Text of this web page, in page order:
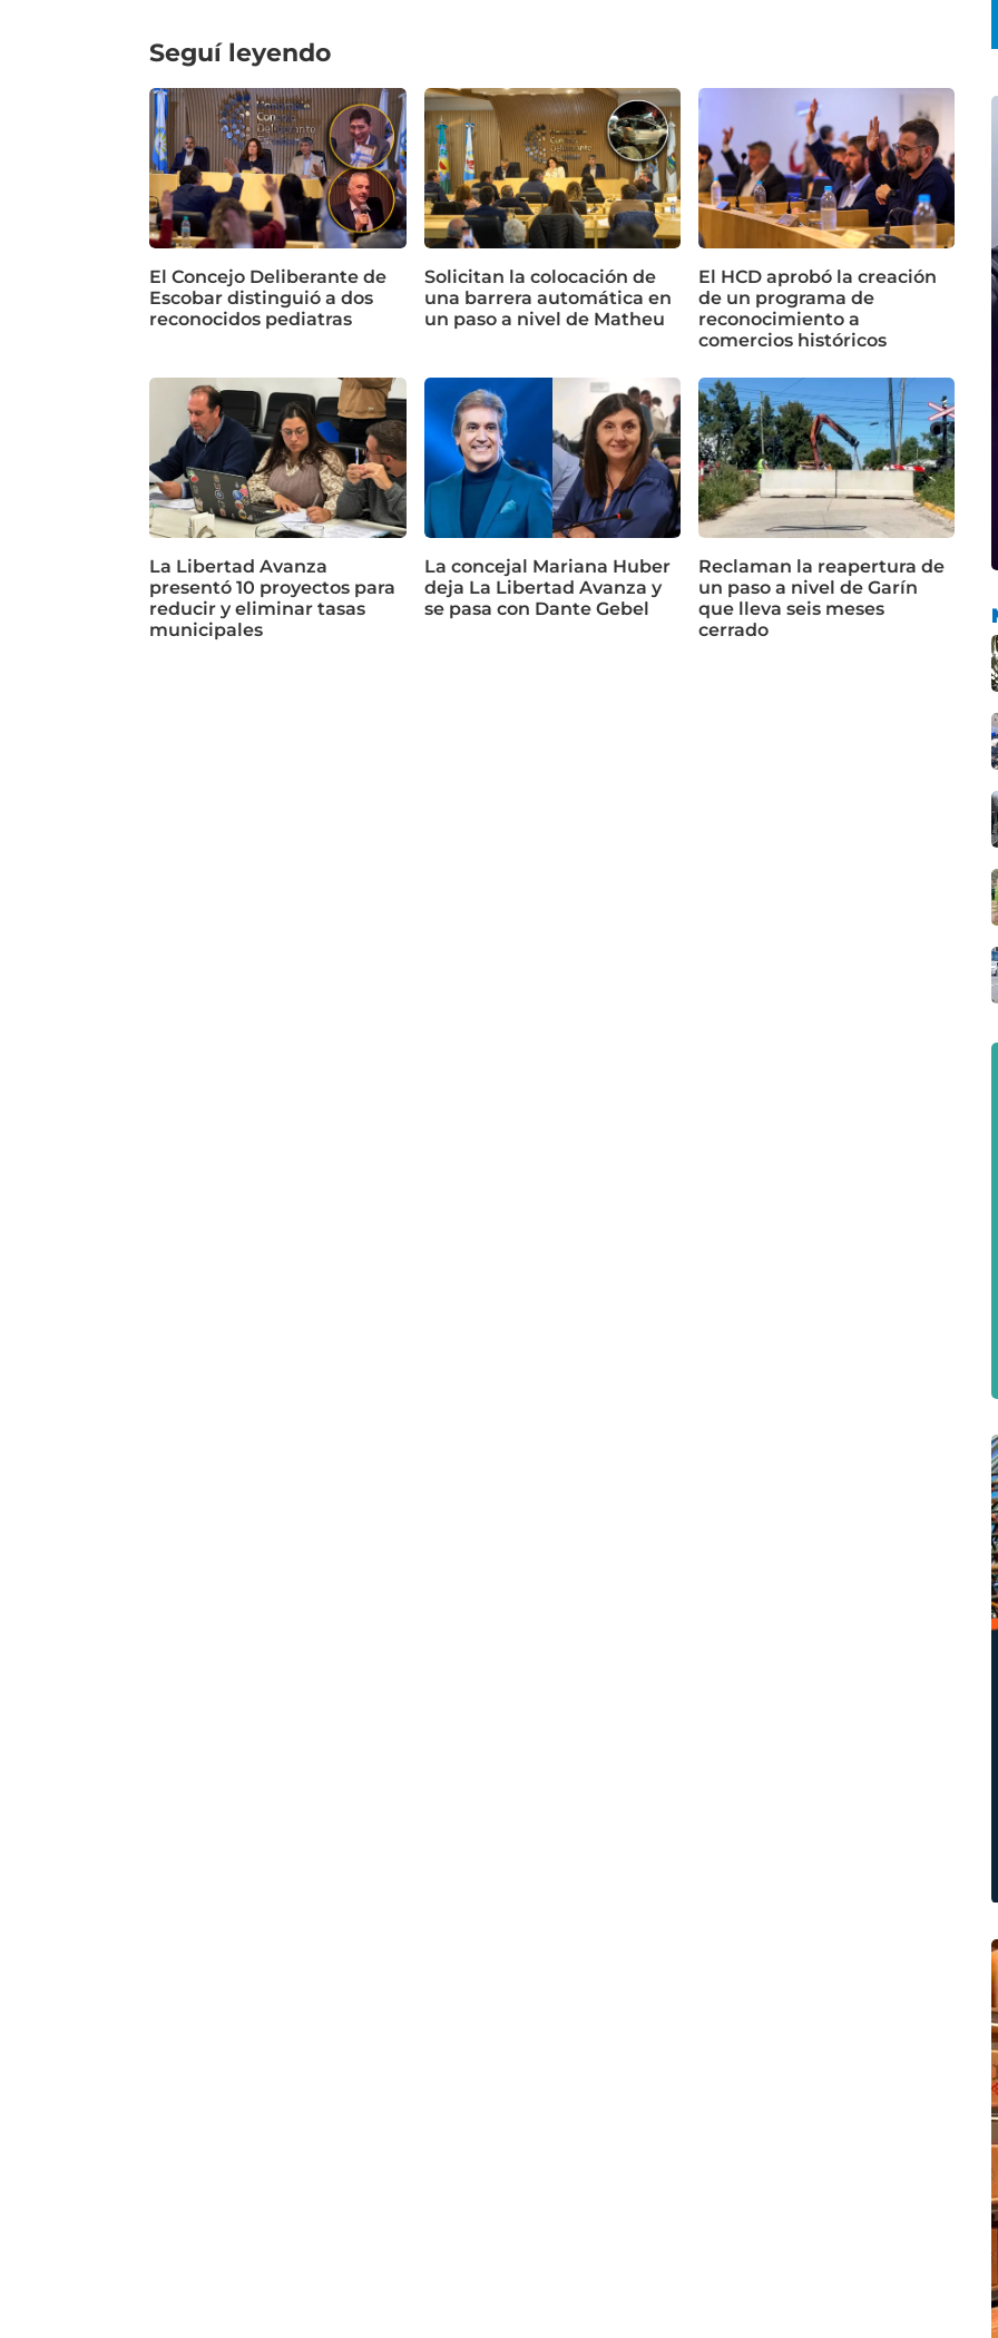
Seguí leyendo
El Concejo Deliberante de
Escobar distinguió a dos
reconocidos pediatras
Solicitan la colocación de
una barrera automática en
un paso a nivel de Matheu
El HCD aprobó la creación
de un programa de
reconocimiento a
comercios históricos
La Libertad Avanza
presentó 10 proyectos para
reducir y eliminar tasas
municipales
La concejal Mariana Huber
deja La Libertad Avanza y
se pasa con Dante Gebel
Reclaman la reapertura de
un paso a nivel de Garín
que lleva seis meses
cerrado